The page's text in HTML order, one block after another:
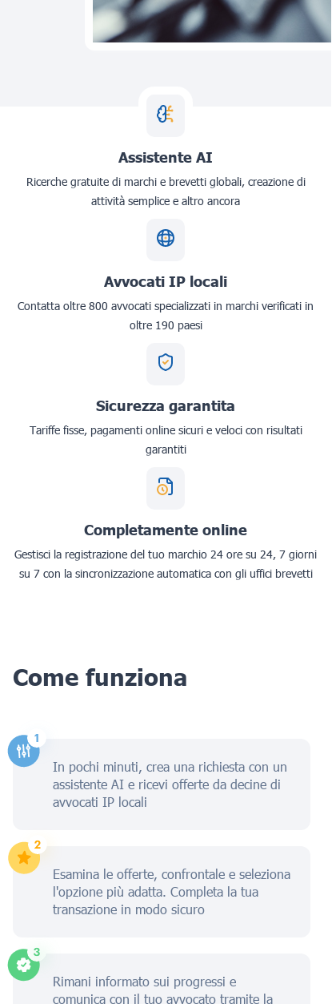
Assistente AI
Ricerche gratuite di marchi e brevetti globali, creazione di
attività semplice e altro ancora
Avvocati IP locali
Contatta oltre 800 avvocati specializzati in marchi verificati in
oltre 190 paesi
Sicurezza garantita
Tariffe fisse, pagamenti online sicuri e veloci con risultati
garantiti
Completamente online
Gestisci la registrazione del tuo marchio 24 ore su 24, 7 giorni
su 7 con la sincronizzazione automatica con gli uffici brevetti
Come funziona
In pochi minuti, crea una richiesta con un
assistente AI e ricevi offerte da decine di
avvocati IP locali
Esamina le offerte, confrontale e seleziona
l'opzione più adatta. Completa la tua
transazione in modo sicuro
Rimani informato sui progressi e
comunica con il tuo avvocato tramite la